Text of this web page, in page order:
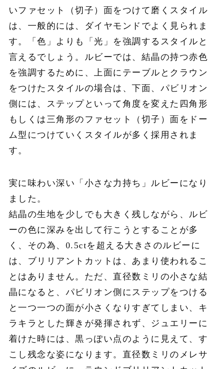
いファセット（切子）面をつけて磨くスタイル
は、一般的には、ダイヤモンドでよく見られま
す。「色」よりも「光」を強調するスタイルと
言えるでしょう。ルビーでは、結晶の持つ赤色
を強調するために、上面にテーブルとクラウン
をつけたスタイルの場合は、下面、パビリオン
側には、ステップといって角度を変えた四角形
もしくは三角形のファセット（切子）面をドー
ム型につけていくスタイルが多く採用されま
す。
実に味わい深い「小さな力持ち」ルビーになり
ました。
結晶の生地を少しでも大きく残しながら、ルビ
ーの色に深みを出して行こうとすることが多
く、その為、0.5ctを超える大きさのルビーに
は、ブリリアントカットは、あまり使われるこ
とはありません。ただ、直径数ミリの小さな結
晶になると、パビリオン側にステップをつける
と一つ一つの面が小さくなりすぎてしまい、キ
ラキラとした輝きが発揮されず、ジュエリーに
着けた時には、黒っぽい点のように見えて、す
こし残念な姿になります。直径数ミリのメレサ